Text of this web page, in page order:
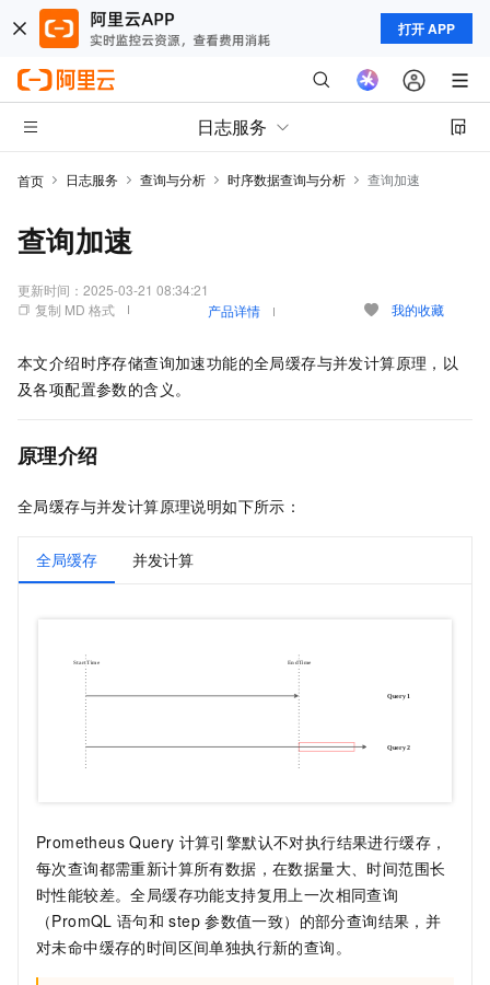
打开 APP
日志服务
首页 日志服务 查询与分析 时序数据查询与分析 查询加速
查询加速
更新时间： 2025-03-21 08:34:21
复制 MD 格式
产品详情 我的收藏
本文介绍时序存储查询加速功能的全局缓存与并发计算原理，以
及各项配置参数的含义。
原理介绍
全局缓存与并发计算原理说明如下所示：
全局缓存 并发计算
Prometheus Query 计算引擎默认不对执行结果进行缓存，
每次查询都需重新计算所有数据，在数据量大、时间范围长
时性能较差。全局缓存功能支持复用上一次相同查询
（PromQL 语句和 step 参数值一致）的部分查询结果，并
对未命中缓存的时间区间单独执行新的查询。